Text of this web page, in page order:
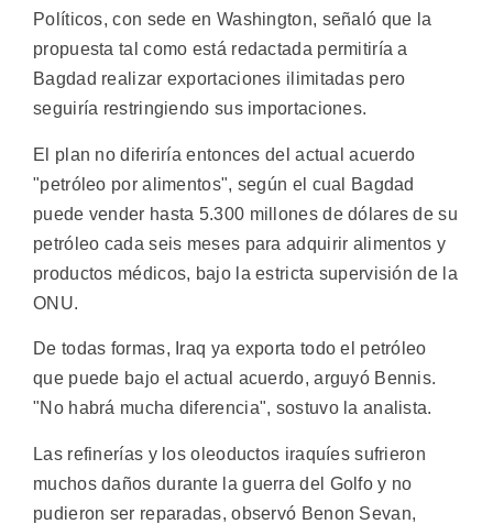
Políticos, con sede en Washington, señaló que la
propuesta tal como está redactada permitiría a
Bagdad realizar exportaciones ilimitadas pero
seguiría restringiendo sus importaciones.
El plan no diferiría entonces del actual acuerdo
"petróleo por alimentos", según el cual Bagdad
puede vender hasta 5.300 millones de dólares de su
petróleo cada seis meses para adquirir alimentos y
productos médicos, bajo la estricta supervisión de la
ONU.
De todas formas, Iraq ya exporta todo el petróleo
que puede bajo el actual acuerdo, arguyó Bennis.
"No habrá mucha diferencia", sostuvo la analista.
Las refinerías y los oleoductos iraquíes sufrieron
muchos daños durante la guerra del Golfo y no
pudieron ser reparadas, observó Benon Sevan,